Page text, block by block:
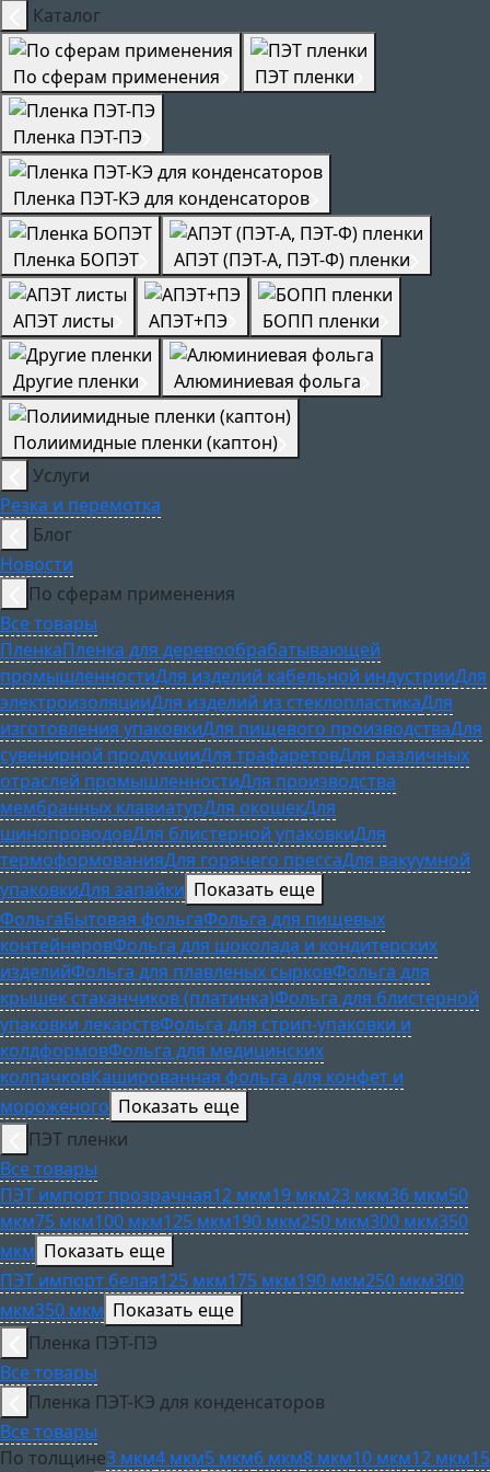
Каталог
По сферам применения ПЭТ пленки
Пленка ПЭТ-ПЭ
Пленка ПЭТ-КЭ для конденсаторов
Пленка БОПЭТ АПЭТ (ПЭТ-А, ПЭТ-Ф) пленки
АПЭТ листы АПЭТ+ПЭ БОПП пленки
Другие пленки Алюминиевая фольга
Полиимидные пленки (каптон)
Услуги
Резка и перемотка
Блог
Новости
По сферам применения
Все товары
ПленкаПленка для деревообрабатывающей
промышленностиДля изделий кабельной индустрииДля
электроизоляцииДля изделий из стеклопластикаДля
изготовления упаковкиДля пищевого производстваДля
сувенирной продукцииДля трафаретовДля различных
отраслей промышленностиДля производства
мембранных клавиатурДля окошекДля
шинопроводовДля блистерной упаковкиДля
термоформованияДля горячего прессаДля вакуумной
упаковкиДля запайки Показать еще
ФольгаБытовая фольгаФольга для пищевых
контейнеровФольга для шоколада и кондитерских
изделийФольга для плавленых сырковФольга для
крышек стаканчиков (платинка)Фольга для блистерной
упаковки лекарствФольга для стрип-упаковки и
колдформовФольга для медицинских
колпачковКашированная фольга для конфет и
мороженого Показать еще
ПЭТ пленки
Все товары
ПЭТ импорт прозрачная12 мкм19 мкм23 мкм36 мкм50
мкм75 мкм100 мкм125 мкм190 мкм250 мкм300 мкм350
мкм Показать еще
ПЭТ импорт белая125 мкм175 мкм190 мкм250 мкм300
мкм350 мкм Показать еще
Пленка ПЭТ-ПЭ
Все товары
Пленка ПЭТ-КЭ для конденсаторов
Все товары
По толщине3 мкм4 мкм5 мкм6 мкм8 мкм10 мкм12 мкм15